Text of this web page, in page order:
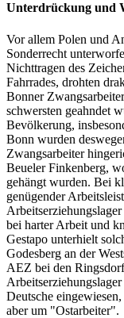
Unterdrückung und
Vor allem Polen und
Sonderrecht
Nichttragen des
Fahrrades, drohten
Bonner
schwersten geahndet
Bevölkerung,
Bonn wurden
Zwangsarbeiter
Beueler Finkenberg,
gehängt wurden. Bei
genügender
bei harter Arbeit und
Gestapo unterhielt
Godesberg an der
AEZ bei den
Deutsche
aber um "Ostarbeiter".